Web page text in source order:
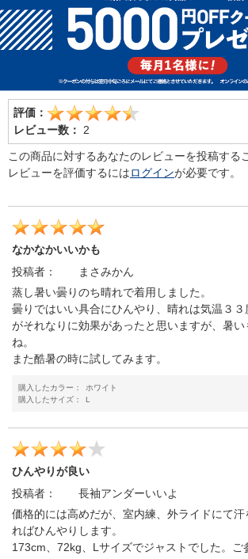
評価：
レビュー数：
2
この商品に対するあなたのレビューを投稿する
レビューを評価するにはログインが必要です。
なかなかいいかも
投稿者：
まさみかん
蒸し暑い曇りのち晴れで着用しました。
曇りではいい具合にひんやり、晴れは気温３
がそれなりに効果があったと思いますが、暑
ね。
また酷暑の時に試してみます。
購入したカラー：
ホワイト
購入したサイズ：
L
ひんやりが良い
投稿者：
長袖アンダーいいよ
価格的には高めだが、室内練、外ライドにて汗
ればひんやりします。
173cm、72kg、Lサイズでジャストでした。ご